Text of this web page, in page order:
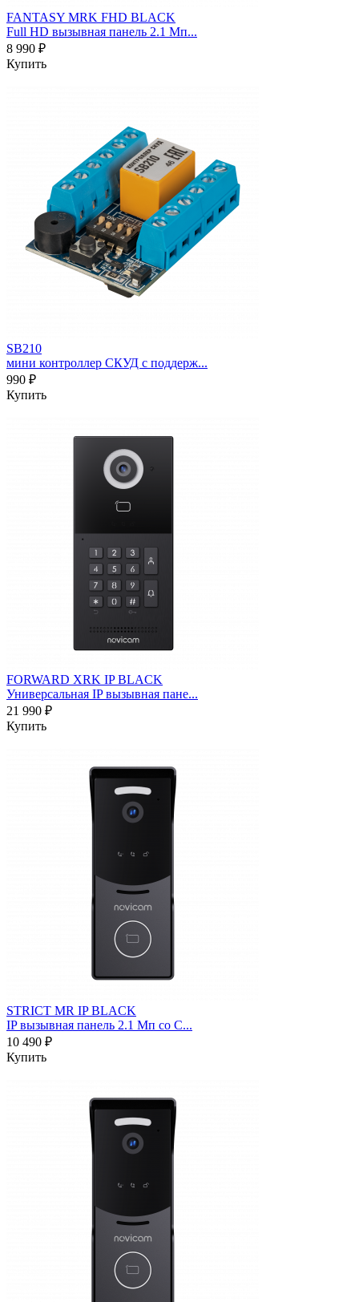
FANTASY MRK FHD BLACK
Full HD вызывная панель 2.1 Мп...
8 990 ₽
Купить
SB210
мини контроллер СКУД с поддерж...
990 ₽
Купить
FORWARD XRK IP BLACK
Универсальная IP вызывная пане...
21 990 ₽
Купить
STRICT MR IP BLACK
IP вызывная панель 2.1 Мп со С...
10 490 ₽
Купить